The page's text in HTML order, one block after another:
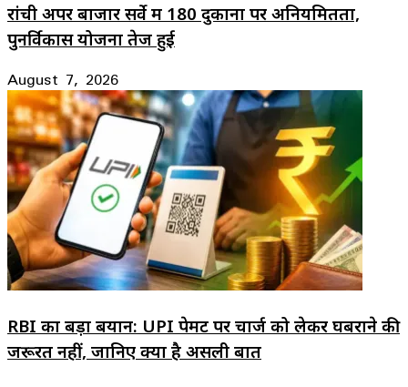
रांची अपर बाजार सर्वे में 180 दुकानों पर अनियमितता,
पुनर्विकास योजना तेज हुई
August 7, 2026
RBI का बड़ा बयान: UPI पेमेंट पर चार्ज को लेकर घबराने की
जरूरत नहीं, जानिए क्या है असली बात